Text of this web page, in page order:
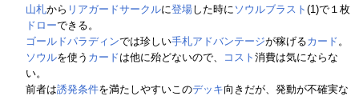
山札から リアガードサークルに登場した時に ソウルブラスト (1)で１枚
ドローできる。
ゴールドパラディンでは珍しい手札アドバンテージが稼げるカード 。
ソウルを使う カードは他に殆どないので、 コスト 消費は気にならな
い。
前者は誘発条件を満たしやすいこのデッキ向きだが、発動が不確実な